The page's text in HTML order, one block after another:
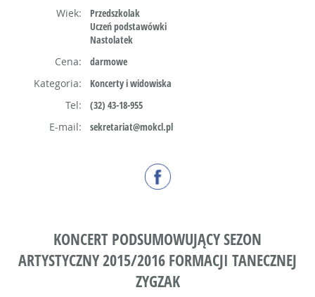
Wiek:
Przedszkolak
Uczeń podstawówki
Nastolatek
Cena:
darmowe
Kategoria:
Koncerty i widowiska
Tel:
(32) 43-18-955
E-mail:
sekretariat@mokcl.pl
KONCERT PODSUMOWUJĄCY SEZON
ARTYSTYCZNY 2015/2016 FORMACJI TANECZNEJ
ZYGZAK